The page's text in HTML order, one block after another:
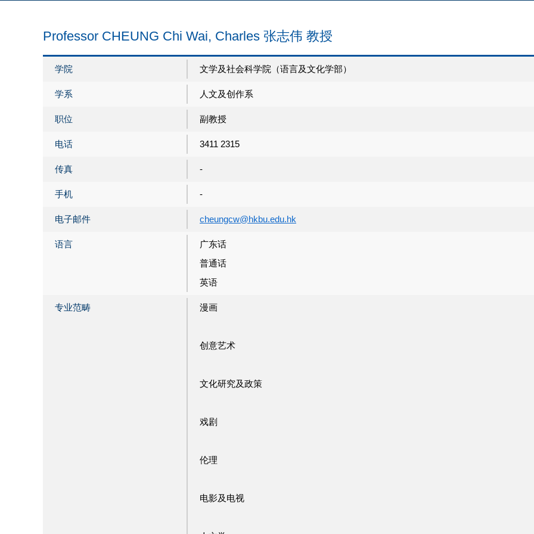
Professor CHEUNG Chi Wai, Charles 张志伟 教授
学院 文学及社会科学院（语言及文化学部）
学系 人文及创作系
职位 副教授
电话 3411 2315
传真 -
手机 -
电子邮件 cheungcw@hkbu.edu.hk
语言
广东话
普通话
英语
专业范畴 漫画
创意艺术
文化研究及政策
戏剧
伦理
电影及电视